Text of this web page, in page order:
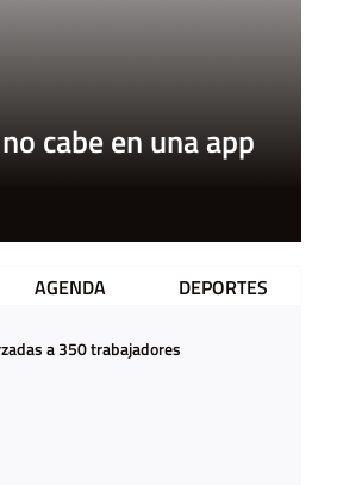
cabe en una app
AGENDA DEPORTES
a 350 trabajadores